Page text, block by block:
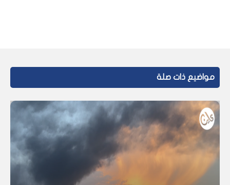
مواضيع ذات صلة